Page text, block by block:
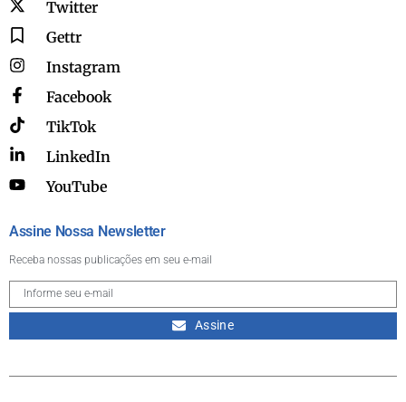
Twitter
Gettr
Instagram
Facebook
TikTok
LinkedIn
YouTube
Assine Nossa Newsletter
Receba nossas publicações em seu e-mail
Assine